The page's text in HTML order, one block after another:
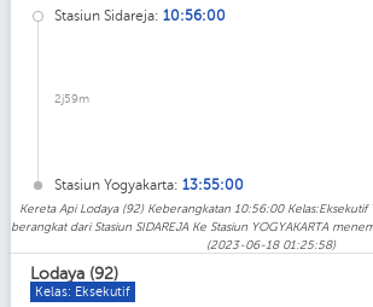
Stasiun Sidareja: 10:56:00
2j59m
Stasiun Yogyakarta: 13:55:00
Kereta Api Lodaya (92) Keberangkatan 10:56:00 Kelas:Eksekutif
berangkat dari Stasiun SIDAREJA Ke Stasiun YOGYAKARTA
(2023-06-18 01:25:58)
Lodaya (92)
Kelas: Eksekutif